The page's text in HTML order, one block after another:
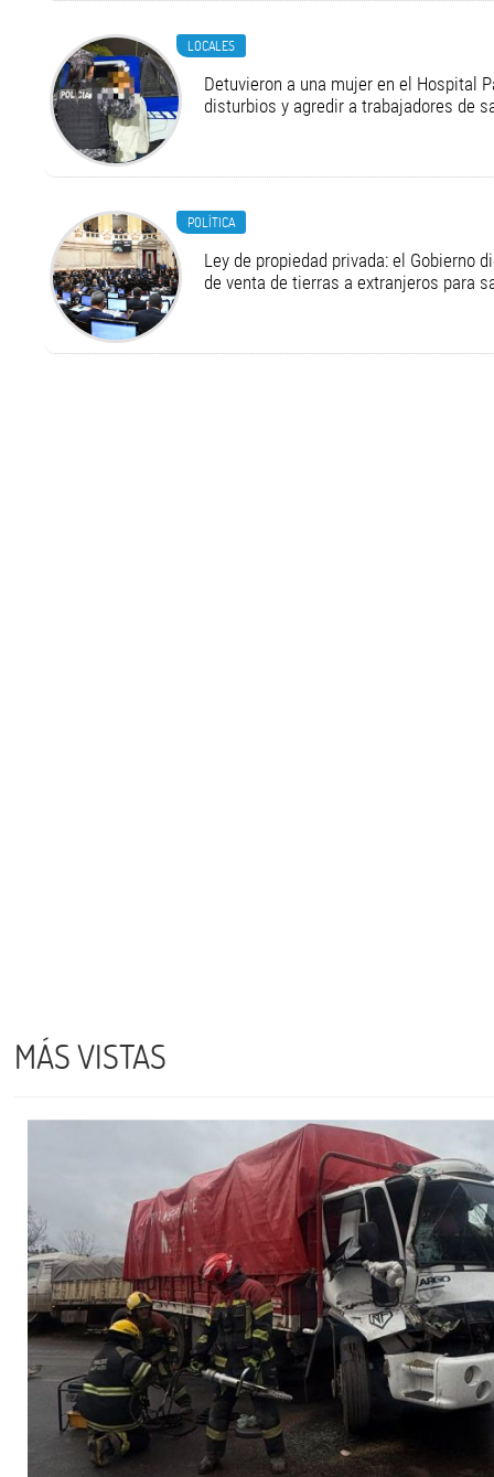
LOCALES
Detuvieron a una mujer en el Hospital
disturbios y agredir a trabajadores de
POLÍTICA
Ley de propiedad privada: el Gobierno
de venta de tierras a extranjeros para
MÁS VISTAS